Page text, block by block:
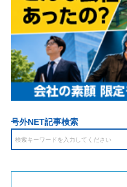
号外NET記事検索